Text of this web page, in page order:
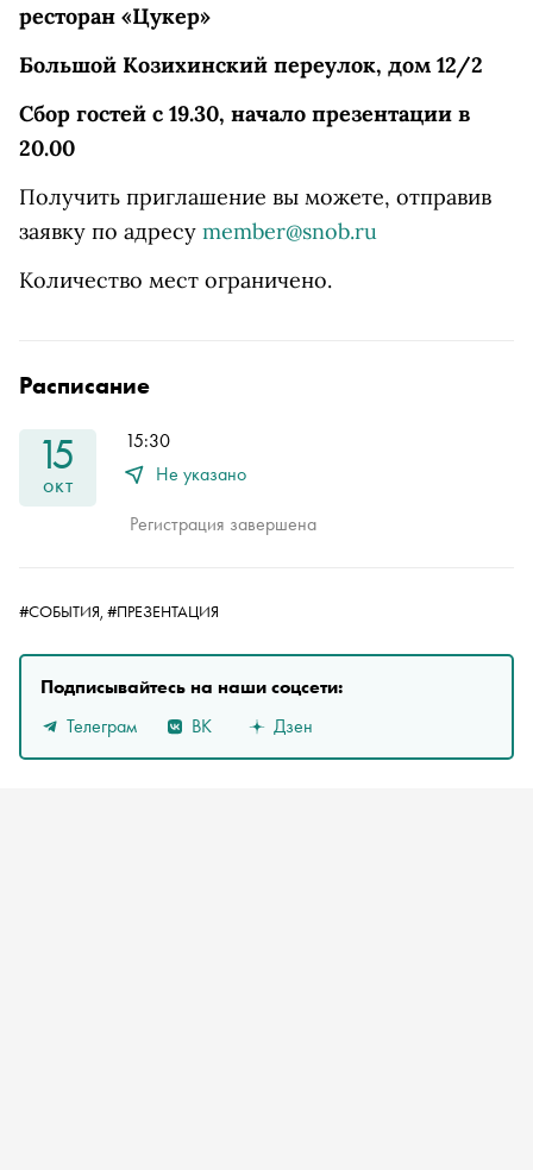
ресторан «Цукер»
Большой Козихинский переулок, дом 12/2
Сбор гостей с 19.30, начало презентации в
20.00
Получить приглашение вы можете, отправив
заявку по адресу member@snob.ru
Количество мест ограничено.
Расписание
15
окт
15:30
Не указано
Регистрация завершена
#СОБЫТИЯ, #ПРЕЗЕНТАЦИЯ
Подписывайтесь на наши соцсети:
Телеграм
ВК Дзен